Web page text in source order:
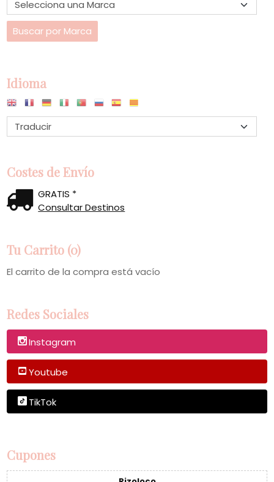
Idioma
Costes de Envío
GRATIS *
Consultar Destinos
Tu Carrito (0)
El carrito de la compra está vacío
Redes Sociales
Instagram
Youtube
TikTok
Cupones